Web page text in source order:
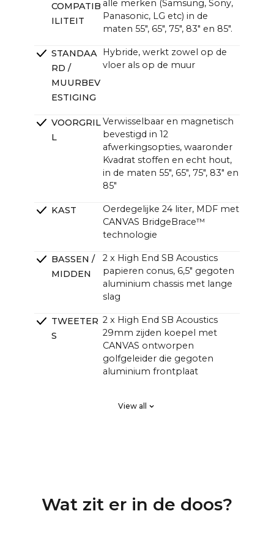
~47,6 x ~13,0 x ~4,7 in (4,3 in zonder beugel)
COMPATIB
ILITEIT
alle merken (Samsung, Sony,
Panasonic, LG etc) in de
maten 55", 65", 75", 83" en 85".
STANDAA
RD /
MUURBEV
ESTIGING
Hybride, werkt zowel op de
vloer als op de muur
VOORGRIL
L
Verwisselbaar en magnetisch
bevestigd in 12
afwerkingsopties, waaronder
Kvadrat stoffen en echt hout,
in de maten 55", 65", 75", 83" en
85"
KAST
Oerdegelijke 24 liter, MDF met
CANVAS BridgeBrace™
technologie
BASSEN /
MIDDEN
2 x High End SB Acoustics
papieren conus, 6,5" gegoten
aluminium chassis met lange
slag
TWEETER
S
2 x High End SB Acoustics
29mm zijden koepel met
CANVAS ontworpen
golfgeleider die gegoten
aluminium frontplaat
low-loss hoge precisie, lange
ERS
versterkers met een totaal
View all
Wat zit er in de doos?